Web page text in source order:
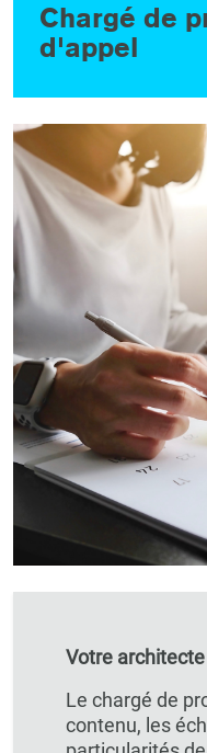
Chargé de
d'appel
Votre
Le chargé de
contenu, les